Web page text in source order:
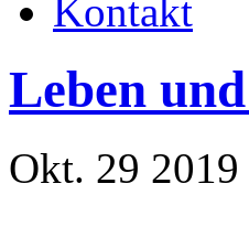
Kontakt
Leben
Okt. 29 2019